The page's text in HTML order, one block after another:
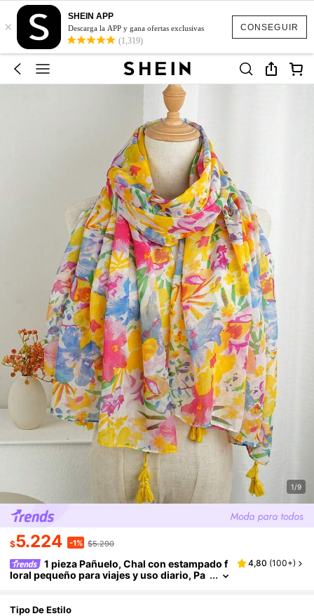
CONSEGUIR
×
SHEIN APP
Descarga la APP y gana ofertas exclusivas
(1,319)
1/9
$5.224 -1% $5.290
1 pieza Pañuelo, Chal con estampado f
loral pequeño para viajes y uso diario, Pa
r para mujeres
4,80 (100+)
Tipo De Estilo